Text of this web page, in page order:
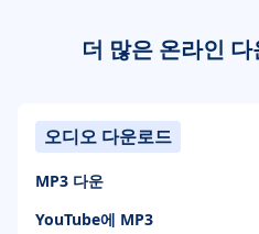
더 많은 온라인
오디오 다운로드
MP3 다운
YouTube에 MP3